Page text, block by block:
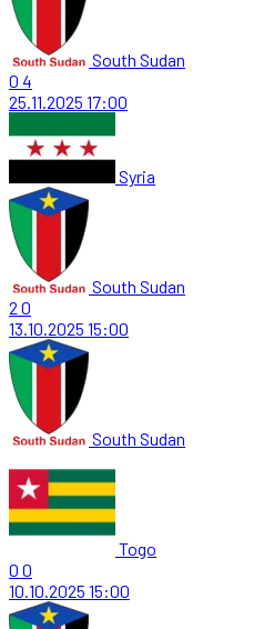
South Sudan
0 4
25.11.2025 17:00
Syria
South Sudan
2 0
13.10.2025 15:00
South Sudan
Togo
0 0
10.10.2025 15:00